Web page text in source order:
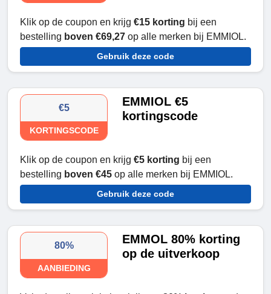
Klik op de coupon en krijg €15 korting bij een
bestelling boven €69,27 op alle merken bij EMMIOL.
Gebruik deze code
€5
KORTINGSCODE
EMMIOL €5
kortingscode
Klik op de coupon en krijg €5 korting bij een
bestelling boven €45 op alle merken bij EMMIOL.
Gebruik deze code
80%
AANBIEDING
EMMOL 80% korting
op de uitverkoop